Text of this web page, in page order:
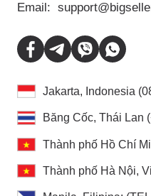
Email:
Jakarta, Indonesia
Băng Cốc, Thái Lan
Thành phố Hồ Chí
Thành phố Hà Nội,